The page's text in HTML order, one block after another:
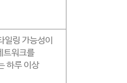
링 가능성이
트워크를
하루 이상